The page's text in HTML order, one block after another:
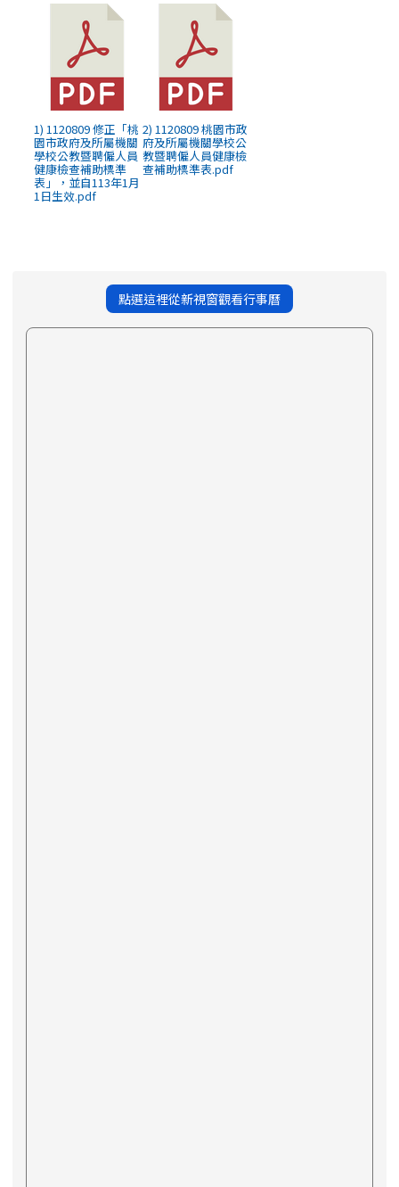
1) 1120809 修正「桃
園市政府及所屬機關
學校公教暨聘僱人員
健康檢查補助標準
表」，並自113年1月
1日生效.pdf
2) 1120809 桃園市政
府及所屬機關學校公
教暨聘僱人員健康檢
查補助標準表.pdf
點選這裡從新視窗觀看行事曆